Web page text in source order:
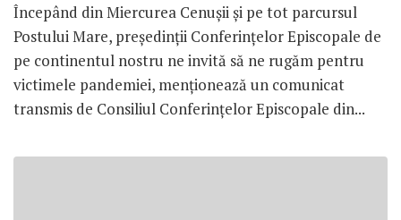
Începând din Miercurea Cenușii și pe tot parcursul
Postului Mare, președinții Conferințelor Episcopale de
pe continentul nostru ne invită să ne rugăm pentru
victimele pandemiei, menționează un comunicat
transmis de Consiliul Conferințelor Episcopale din...